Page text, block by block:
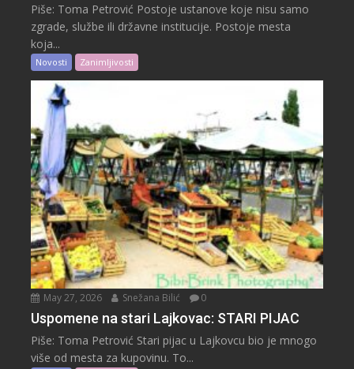
Piše: Toma Petrović Postoje ustanove koje nisu samo
zgrade, službe ili državne institucije. Postoje mesta
koja...
Novosti Zanimljivosti
May 27, 2026 Snežana Bilić 0
Uspomene na stari Lajkovac: STARI PIJAC
Piše: Toma Petrović Stari pijac u Lajkovcu bio je mnogo
više od mesta za kupovinu. To...